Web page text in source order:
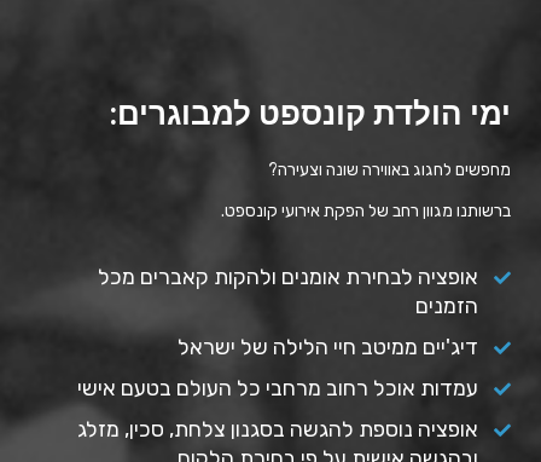
ימי הולדת קונספט למבוגרים:
מחפשים לחגוג באווירה שונה וצעירה?
ברשותנו מגוון רחב של הפקת אירועי קונספט.
אופציה לבחירת אומנים ולהקות קאברים מכל
הזמנים
דיג'יים ממיטב חיי הלילה של ישראל
עמדות אוכל רחוב מרחבי כל העולם בטעם אישי
אופציה נוספת להגשה בסגנון צלחת, סכין, מזלג